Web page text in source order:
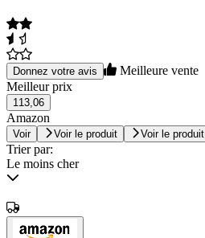
Donnez votre avis
Meilleure vente
Meilleur prix
113,06
Amazon
Voir Voir le produit Voir le produit
Trier par:
Le moins cher